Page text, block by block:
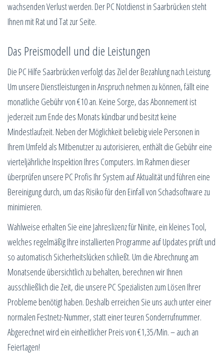
wachsenden Verlust werden. Der PC Notdienst in Saarbrücken steht
Ihnen mit Rat und Tat zur Seite.
Das Preismodell und die Leistungen
Die PC Hilfe Saarbrücken verfolgt das Ziel der Bezahlung nach Leistung.
Um unsere Dienstleistungen in Anspruch nehmen zu können, fällt eine
monatliche Gebühr von €10 an. Keine Sorge, das Abonnement ist
jederzeit zum Ende des Monats kündbar und besitzt keine
Mindestlaufzeit. Neben der Möglichkeit beliebig viele Personen in
Ihrem Umfeld als Mitbenutzer zu autorisieren, enthält die Gebühr eine
vierteljährliche Inspektion Ihres Computers. Im Rahmen dieser
überprüfen unsere PC Profis Ihr System auf Aktualität und führen eine
Bereinigung durch, um das Risiko für den Einfall von Schadsoftware zu
minimieren.
Wahlweise erhalten Sie eine Jahreslizenz für Ninite, ein kleines Tool,
welches regelmäßig Ihre installierten Programme auf Updates prüft und
so automatisch Sicherheitslücken schließt. Um die Abrechnung am
Monatsende übersichtlich zu behalten, berechnen wir Ihnen
ausschließlich die Zeit, die unsere PC Spezialisten zum Lösen Ihrer
Probleme benötigt haben. Deshalb erreichen Sie uns auch unter einer
normalen Festnetz-Nummer, statt einer teuren Sonderrufnummer.
Abgerechnet wird ein einheitlicher Preis von €1,35/Min. – auch an
Feiertagen!